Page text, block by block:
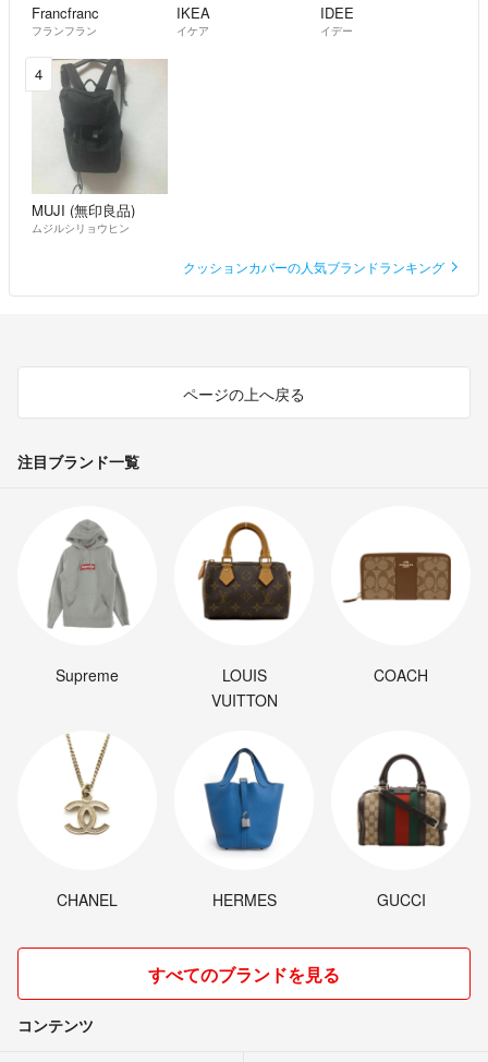
Francfranc
フランフラン
IKEA
イケア
IDEE
イデー
4
MUJI (無印良品)
ムジルシリョウヒン
クッションカバーの人気ブランドランキング
ページの上へ戻る
注目ブランド一覧
Supreme
LOUIS
VUITTON
COACH
CHANEL HERMES GUCCI
すべてのブランドを見る
コンテンツ